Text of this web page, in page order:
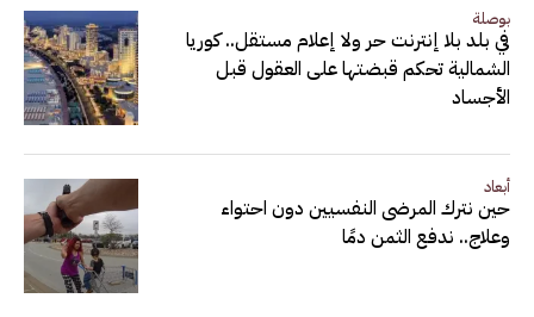
بوصلة
في بلد بلا إنترنت حر ولا إعلام مستقل.. كوريا
الشمالية تحكم قبضتها على العقول قبل
الأجساد
أبعاد
حين نترك المرضى النفسيين دون احتواء
وعلاج.. ندفع الثمن دمًا